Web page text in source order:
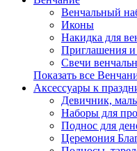
Венчальный
Иконы
Накидка для
Приглашения и
Свечи
Показать все
Аксессуары к
Девичник,
Наборы для
Поднос для
Церемония